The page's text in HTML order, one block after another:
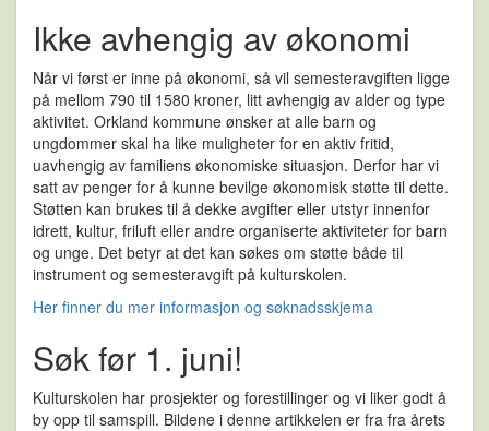
Ikke avhengig av økonomi
Når vi først er inne på økonomi, så vil semesteravgiften ligge
på mellom 790 til 1580 kroner, litt avhengig av alder og type
aktivitet. Orkland kommune ønsker at alle barn og
ungdommer skal ha like muligheter for en aktiv fritid,
uavhengig av familiens økonomiske situasjon. Derfor har vi
satt av penger for å kunne bevilge økonomisk støtte til dette.
Støtten kan brukes til å dekke avgifter eller utstyr innenfor
idrett, kultur, friluft eller andre organiserte aktiviteter for barn
og unge. Det betyr at det kan søkes om støtte både til
instrument og semesteravgift på kulturskolen.
Her finner du mer informasjon og søknadsskjema
Søk før 1. juni!
Kulturskolen har prosjekter og forestillinger og vi liker godt å
by opp til samspill. Bildene i denne artikkelen er fra fra årets